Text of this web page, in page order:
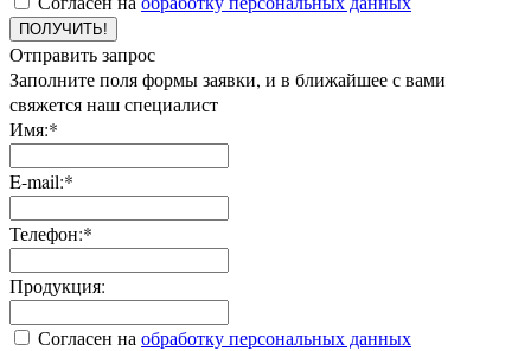
ПОЛУЧИТЬ!
Отправить запрос
Заполните поля формы заявки, и в ближайшее с вами
свяжется наш специалист
Имя:*
E-mail:*
Телефон:*
Продукция:
Согласен на обработку персональных данных